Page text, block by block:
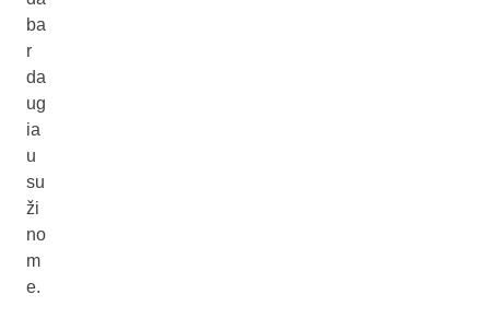
ba
r
da
ug
ia
u
su
ži
no
m
e.